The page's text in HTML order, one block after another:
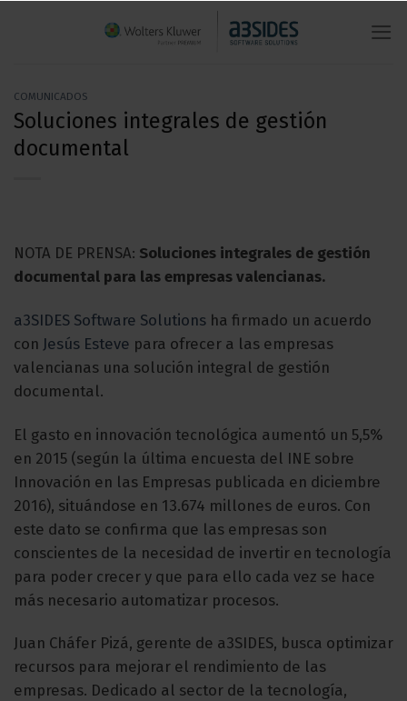
COMUNICADOS
Soluciones integrales de gestión
documental
NOTA DE PRENSA: Soluciones integrales de gestión
documental para las empresas valencianas.
a3SIDES Software Solutions ha firmado un acuerdo
con Jesús Esteve para ofrecer a las empresas
valencianas una solución integral de gestión
documental.
El gasto en innovación tecnológica aumentó un 5,5%
en 2015 (según la última encuesta del INE sobre
Innovación en las Empresas publicada en diciembre
2016), situándose en 13.674 millones de euros. Con
este dato se confirma que las empresas son
conscientes de la necesidad de invertir en tecnología
para poder crecer y que para ello cada vez se hace
más necesario automatizar procesos.
Juan Cháfer Pizá, gerente de a3SIDES, busca optimizar
recursos para mejorar el rendimiento de las
empresas. Dedicado al sector de la tecnología,